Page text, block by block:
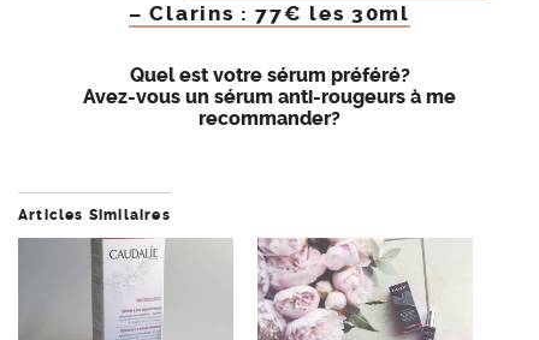
– Clarins : 77€ les 30ml
Quel est votre sérum préféré?
Avez-vous un sérum anti-rougeurs à me
recommander?
Articles Similaires